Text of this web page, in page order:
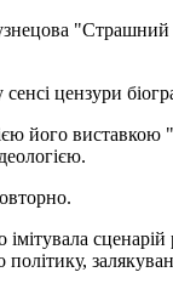
"Страшний
цензури
його виставкою